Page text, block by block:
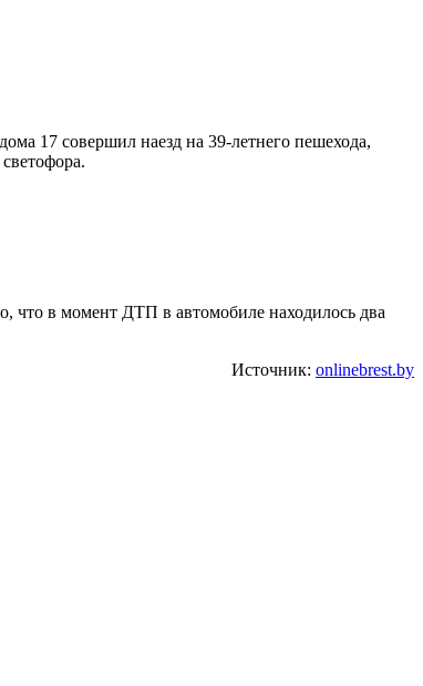
17 совершил наезд на 39-летнего пешехода,
что в момент ДТП в автомобиле находилось два
Источник: onlinebrest.by